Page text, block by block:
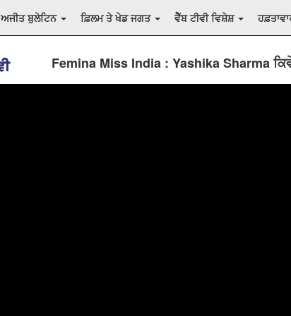
ਅਜੀਤ ਬੁਲੇਟਿਨ ਫ਼ਿਲਮ ਤੇ ਖੇਡ ਜਗਤ ਵੈੱਬ ਟੀਵੀ ਵਿਸ਼ੇਸ਼
Femina Miss India : Yashika Sharma